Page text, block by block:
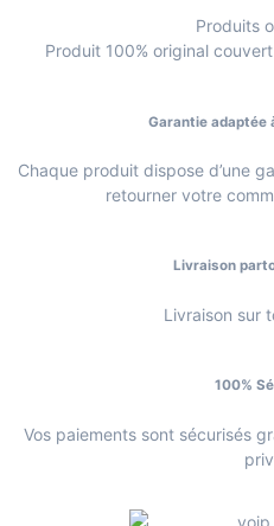
Produits
Produit 100% original
Garantie adaptée
Chaque produit dispose d’une
retourner votre
Livraison
Livraison sur
100%
Vos paiements sont sécurisés